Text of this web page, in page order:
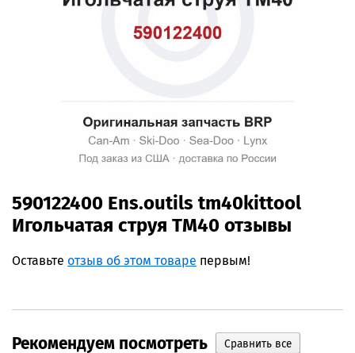
590122400 Ens.outils tm40kittool
Игольчатая струя TM40 отзывы
Оставьте отзыв об этом товаре первым!
Рекомендуем посмотреть